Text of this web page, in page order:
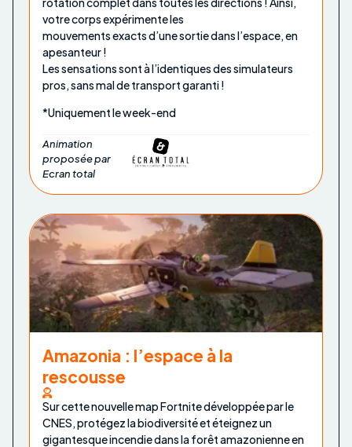
votre corps expérimente les
mouvements exacts d’une sortie dans l’espace, en
apesanteur !
Les sensations sont à l’identiques des simulateurs
pros, sans mal de transport garanti !
*Uniquement le week-end
Animation
proposée par
Ecran total
Amazonia : l’espace à la
rescousse
Sur cette nouvelle map Fortnite développée par le
CNES, protégez la biodiversité et éteignez un
gigantesque incendie dans la forêt amazonienne en